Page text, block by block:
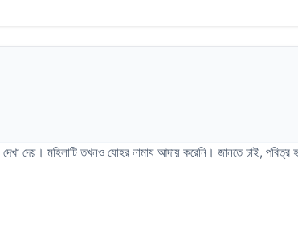
দেয়। মহিলাটি তখনও যোহর নামায আদায় করেনি। জানতে চাই, পবিত্র